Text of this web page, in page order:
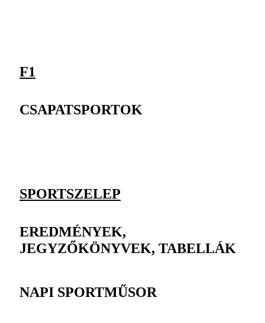
F1
CSAPATSPORTOK
SPORTSZELEP
EREDMÉNYEK,
JEGYZŐKÖNYVEK, TABELLÁK
NAPI SPORTMŰSOR